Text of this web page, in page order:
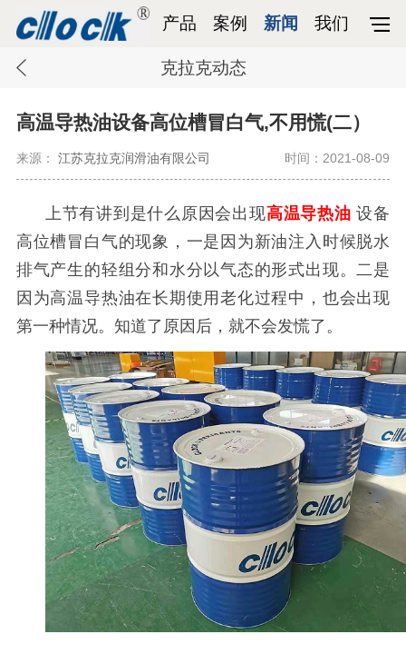
产品 案例 新闻 我们
克拉克动态
高温导热油设备高位槽冒白气,不用慌(二）
来源： 江苏克拉克润滑油有限公司 时间：2021-08-09
上节有讲到是什么原因会出现高温导热油 设备
高位槽冒白气的现象， 一是因为新油注入时候脱水
排气产生的轻组分和水分以气态的形式出现。二是
因为高温导热油在长期使用老化过程中，也会出现
第一种情况。知道了原因后，就不会发慌了。